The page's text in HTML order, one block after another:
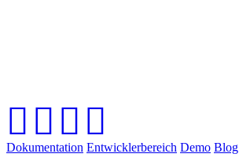
Dokumentation Entwicklerbereich Demo Blog